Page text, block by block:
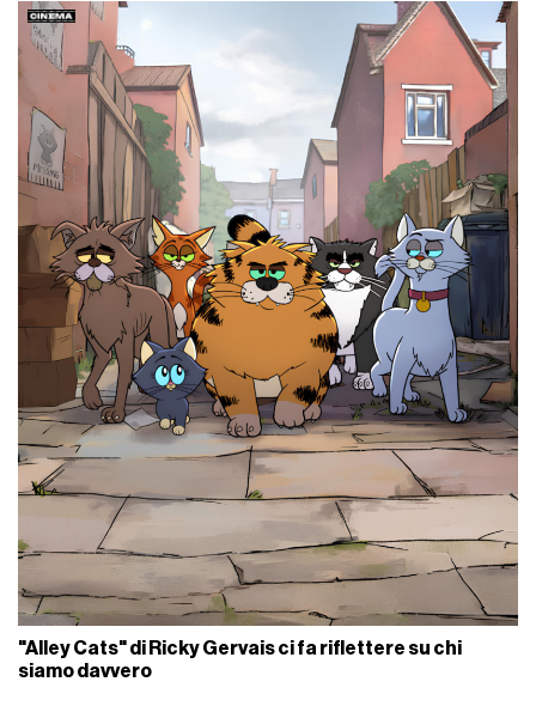
"Alley Cats" di Ricky Gervais ci fa riflettere su chi
siamo davvero